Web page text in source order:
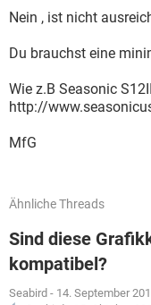
Nein , ist nicht
Du brauchst eine
Wie z.B Seasonic
http://
MfG
Ähnliche Threads
Sind diese
kompatibel?
Seabird - 14. September